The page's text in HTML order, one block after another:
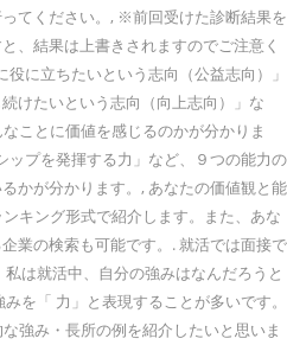
てください。, ※前回受けた診断結果を
、結果は上書きされますのでご注意く
に立ちたいという志向（公益志向）」
けたいという志向（向上志向）」な
ことに価値を感じるのかが分かりま
ップを発揮する力」など、９つの能力の
かが分かります。, あなたの価値観と能
キング形式で紹介します。また、あな
業の検索も可能です。. 就活では面接で
は就活中、自分の強みはなんだろうと
を「 力」と表現することが多いです。
強み・長所の例を紹介したいと思いま